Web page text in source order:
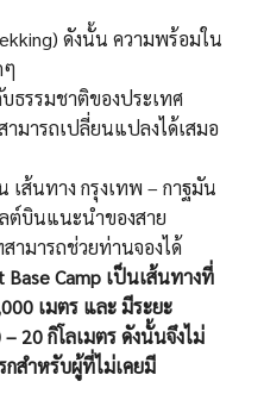
ดังนั้น ความพร้อมใน
ธรรมชาติของประเทศ
มารถเปลี่ยนแปลงได้เสมอ
เส้นทาง กรุงเทพ – กาฐมัน
ต์บินแนะนำของสาย
ามารถช่วยท่านจองได้
Base Camp เป็นเส้นทางที่
เมตร และ มีระยะ
20 กิโลเมตร ดังนั้นจึงไม่
สำหรับผู้ที่ไม่เคยมี